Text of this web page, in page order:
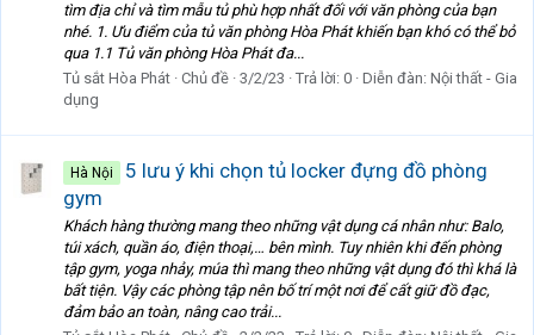
tìm địa chỉ và tìm mẫu tủ phù hợp nhất đối với văn phòng của bạn
nhé. 1. Ưu điểm của tủ văn phòng Hòa Phát khiến bạn khó có thể bỏ
qua 1.1 Tủ văn phòng Hòa Phát đa...
Tủ sắt Hòa Phát Chủ đề 3/2/23 Trả lời: 0 Diễn đàn: Nội thất - Gia
dụng
Hà Nội
5 lưu ý khi chọn tủ locker đựng đồ phòng
gym
Khách hàng thường mang theo những vật dụng cá nhân như: Balo,
túi xách, quần áo, điện thoại,… bên mình. Tuy nhiên khi đến phòng
tập gym, yoga nhảy, múa thì mang theo những vật dụng đó thì khá là
bất tiện. Vậy các phòng tập nên bố trí một nơi để cất giữ đồ đạc,
đảm bảo an toàn, nâng cao trải...